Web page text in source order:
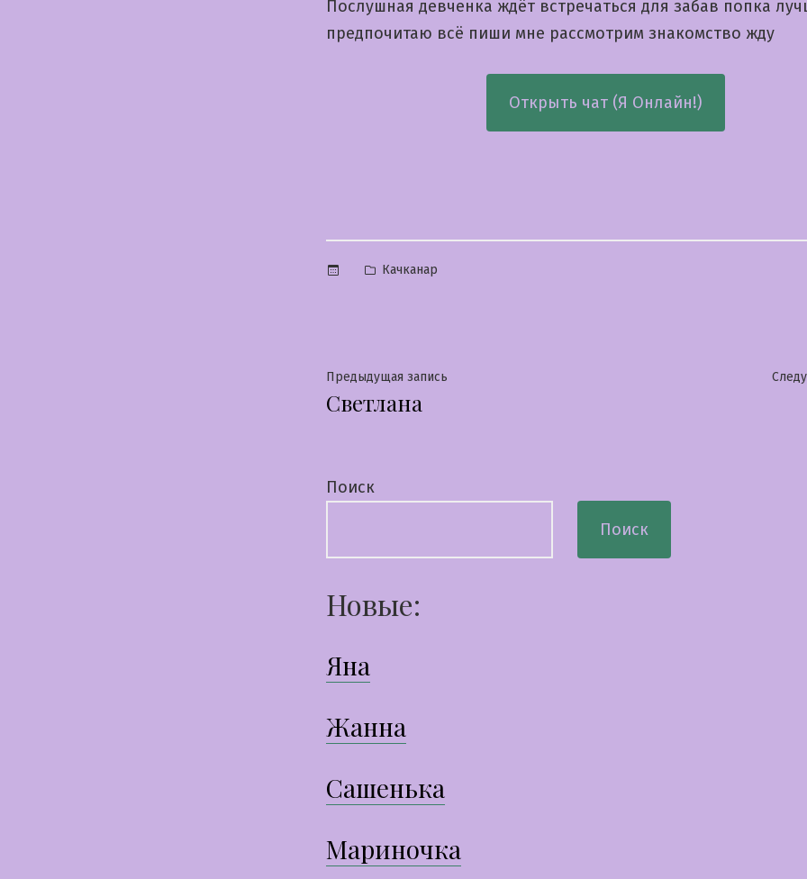
Послушная девченка ждёт встречаться для забав попка
предпочитаю всё пиши мне рассмотрим знакомство жду
Открыть чат (Я Онлайн!)
Опубликовано
Качканар
Навигация
по
Предыдущая запись
Светлана
Поиск
Поиск
Новые:
Яна
Жанна
Сашенька
Мариночка